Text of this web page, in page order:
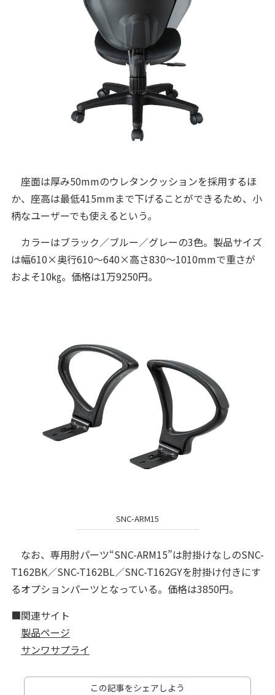
座面は厚み50mmのウレタンクッションを採用するほ
か、座高は最低415mmまで下げることができるため、小
柄なユーザーでも使えるという。
カラーはブラック／ブルー／グレーの3色。製品サイズ
は幅610×奥行610～640×高さ830～1010mmで重さが
およそ10㎏。価格は1万9250円。
SNC-ARM15
なお、専用肘パーツ“SNC-ARM15”は肘掛けなしのSNC-
T162BK／SNC-T162BL／SNC-T162GYを肘掛け付きにす
るオプションパーツとなっている。価格は3850円。
■関連サイト
製品ページ
サンワサプライ
この記事をシェアしよう